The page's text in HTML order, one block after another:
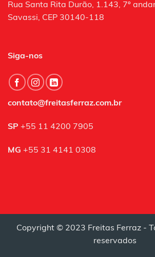
Rua Santa Rita Durão, 1.143, 7º
Savassi, CEP 30140-118
Siga-nos
contato@freitasferraz.com.br
SP +55 11 4200 7905
MG +55 31 4141 0308
Copyright © 2023 Freitas Ferraz -
reservados